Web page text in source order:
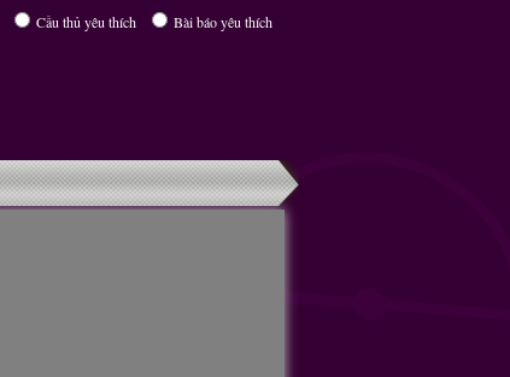
Cầu thủ yêu thích Bài báo yêu thích